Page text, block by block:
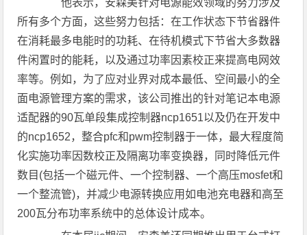
他表示，安森美针对电源能效领域的努力涉及
所有多个方面，这些努力包括：在工作状态下节省器件
在消耗最多电能时的功耗、在待机模式下节省大多数器
件闲置时的能耗，以及通过功率因素校正来提高电网效
率等。例如，为了应对业界对成本最低、空间最小的全
面电源管理方案的需求，该公司推出的针对笔记本电源
适配器的90瓦单段集成控制器ncp1651以及仍在开发中
的ncp1652，整合pfc和pwm控制器于一体，最大程度简
化实施功率因数校正及隔离功率变换器，同时降低元件
数目(包括一个磁元件、一个控制器、一个高压mosfet和
一个整流管)，并减少电源转换应用如电池充电器和高至
200瓦分布功率系统中的总体设计成本。